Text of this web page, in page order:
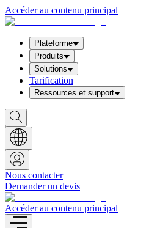
Accéder au contenu principal
Plateforme
Produits
Solutions
Tarification
Ressources et support
S
h
o
w
S
e
a
r
c
h
b
o
x
Nous contacter
Demander un devis
Accéder au contenu principal